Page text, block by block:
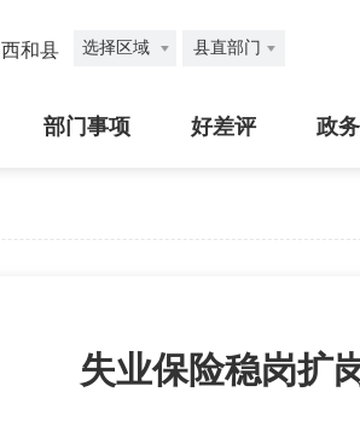
西和县 选择区域 县直部门
部门事项 好差评 政
失业保险稳岗扩